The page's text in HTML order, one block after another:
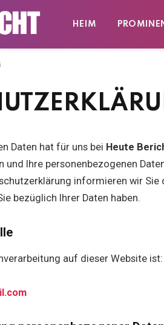
HEIM
Daten hat für uns bei Heute
und Ihre personenbezogenen
informieren wir Sie
bezüglich Ihrer Daten haben.
auf dieser Website ist: